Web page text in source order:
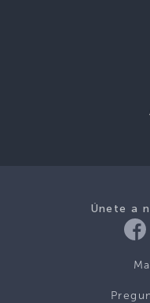
Únete a